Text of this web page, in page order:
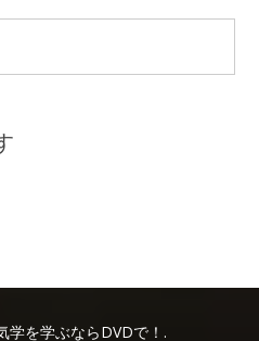
を学ぶならDVDで！.